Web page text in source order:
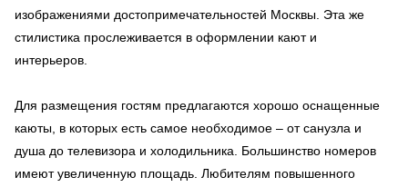
изображениями достопримечательностей Москвы. Эта же
стилистика прослеживается в оформлении кают и
интерьеров.
Для размещения гостям предлагаются хорошо оснащенные
каюты, в которых есть самое необходимое – от санузла и
душа до телевизора и холодильника. Большинство номеров
имеют увеличенную площадь. Любителям повышенного